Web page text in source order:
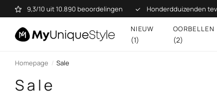
9,3/10 uit 10.890 beoordelingen Honderdduizenden
NIEUW
(1)
OORBELLEN
(2)
Homepage Sale
Sale